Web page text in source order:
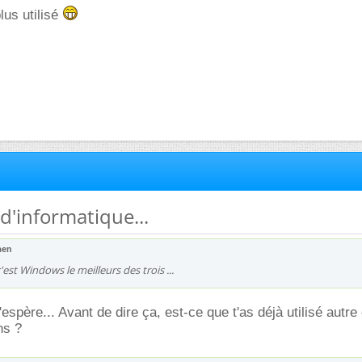
utilisé
Windows le meilleurs des trois ...
Avant de dire ça, est-ce que t'as déjà utilisé autre
?